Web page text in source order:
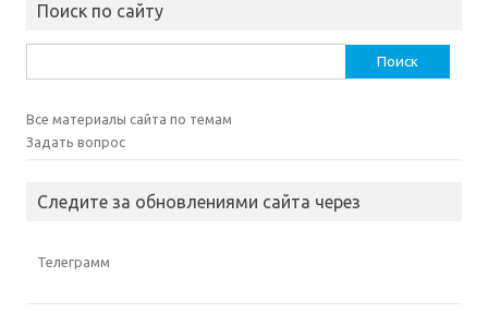
Поиск по сайту
Все материалы сайта по темам
Задать вопрос
Следите за обновлениями сайта через
Телеграмм